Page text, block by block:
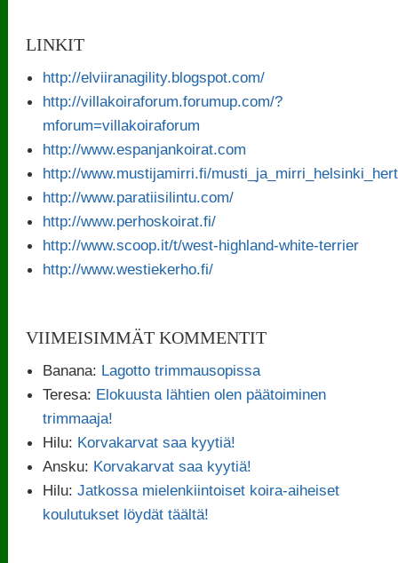
LINKIT
http://elviiranagility.blogspot.com/
http://villakoiraforum.forumup.com/?
mforum=villakoiraforum
http://www.espanjankoirat.com
http://www.mustijamirri.fi/
http://www.paratiisilintu.com/
http://www.perhoskoirat.fi/
http://www.scoop.it/t/west-highland-white-terrier
http://www.westiekerho.fi/
VIIMEISIMMÄT KOMMENTIT
Banana: Lagotto trimmausopissa
Teresa: Elokuusta lähtien olen päätoiminen
trimmaaja!
Hilu: Korvakarvat saa kyytiä!
Ansku: Korvakarvat saa kyytiä!
Hilu:Jatkossa mielenkiintoiset koira-aiheiset
koulutukset löydät täältä!